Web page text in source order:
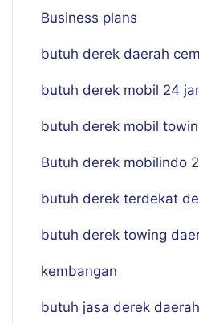
Business plans
butuh derek daerah
butuh derek mobil 24
butuh derek mobil
Butuh derek mobilindo
butuh derek terdekat
butuh derek towing
kembangan
butuh jasa derek